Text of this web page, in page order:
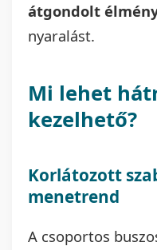
átgondolt
nyaralást.
Mi lehet
kezelhető?
Korlátozott
menetrend
A csoportos